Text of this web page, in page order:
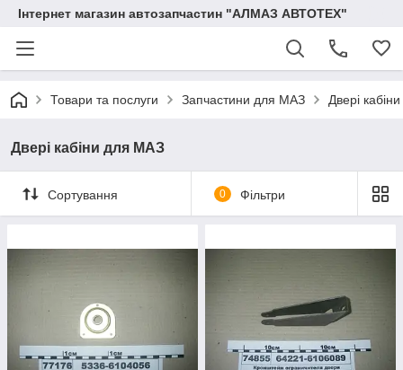
Інтернет магазин автозапчастин "АЛМАЗ АВТОТЕХ"
Товари та послуги Запчастини для МАЗ Двері
Двері кабіни для МАЗ
Сортування 0 Фільтри